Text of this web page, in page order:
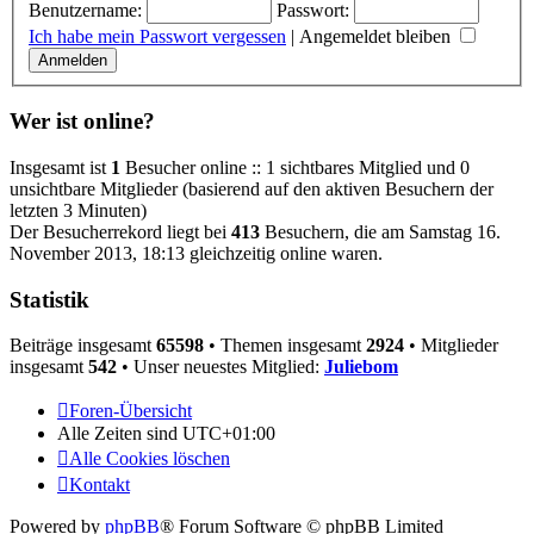
Benutzername:
Passwort:
Ich habe mein Passwort vergessen | Angemeldet bleiben
Wer ist online?
Insgesamt ist 1 Besucher online :: 1 sichtbares Mitglied und 0
unsichtbare Mitglieder (basierend auf den aktiven Besuchern der
letzten 3 Minuten)
Der Besucherrekord liegt bei 413 Besuchern, die am Samstag 16.
November 2013, 18:13 gleichzeitig online waren.
Statistik
Beiträge insgesamt 65598 • Themen insgesamt 2924 • Mitglieder
insgesamt 542 • Unser neuestes Mitglied: Juliebom
Foren-Übersicht
Alle Zeiten sind UTC+01:00
Alle Cookies löschen
Kontakt
Powered by phpBB® Forum Software © phpBB Limited